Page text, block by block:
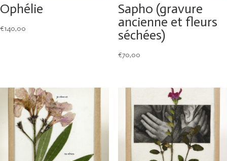
Ophélie
€140,00
Sapho (gravure
ancienne et fleurs
séchées)
€70,00